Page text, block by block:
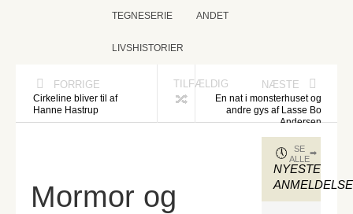
TEGNESERIE ANDET
LIVSHISTORIER
FORRIGE
Cirkeline bliver til af
Hanne Hastrup
TILFÆLDIG NÆSTE
En nat i monsterhuset og
andre gys af Lasse Bo
Andersen
Mormor og
NYESTE
SE
ALLE